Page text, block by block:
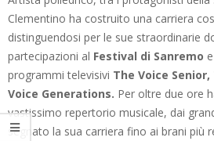
Clementino ha costruito una carriera
distinguendosi per le sue straordinarie
partecipazioni al Festival di Sanremo
programmi televisivi The Voice
Voice Generations. Per oltre due ore
vastissimo repertorio musicale, dai
segnato la sua carriera fino ai brani più